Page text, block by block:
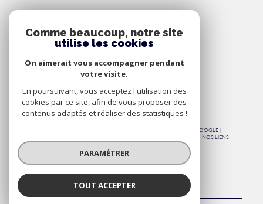
Adhérons
© 2026 | TOUS DROITS RÉSERVÉS | TRADUCTION POWERED BY GOOGLE |
NOS LIENS
POLITIQUE RGPD
COOKIES
Comme beaucoup, notre site
utilise les cookies
On aimerait vous accompagner pendant
votre visite.
En poursuivant, vous acceptez l'utilisation des
cookies par ce site, afin de vous proposer des
contenus adaptés et réaliser des statistiques !
PARAMÉTRER
TOUT ACCEPTER